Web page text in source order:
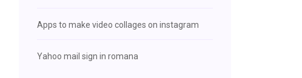
Apps to make video collages on instagram
Yahoo mail sign in romana